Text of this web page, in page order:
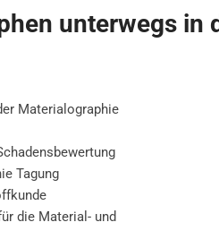
unterwegs in
Materialographie
Tagung
die Material- und